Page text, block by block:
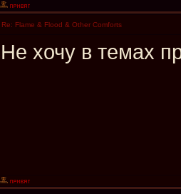
Re: Flame & Flood & Other Comforts
Не хочу в темах